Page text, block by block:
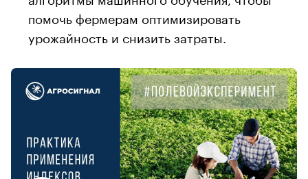
помочь фермерам оптимизировать
урожайность и снизить затраты.